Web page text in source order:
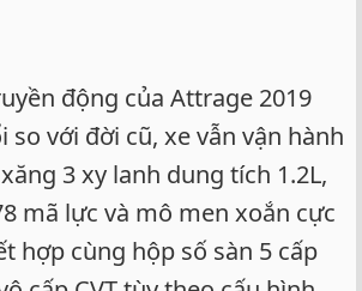
động của Attrage 2019
so với đời cũ, xe vẫn vận hành
3 xy lanh dung tích 1.2L,
mã lực và mô men xoắn cực
hợp cùng hộp số sàn 5 cấp